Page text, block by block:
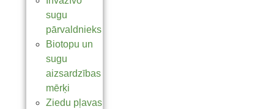
sugu
pārvaldnieks
Biotopu un
sugu
aizsardzības
mērķi
Ziedu pļavas